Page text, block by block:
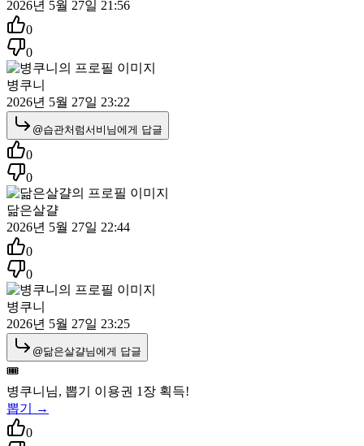
2026년 5월 27일 21:56
0
0
병쿠니
2026년 5월 27일 23:22
@습관처럼서비 님에게 답글
0
0
닮은살걀
2026년 5월 27일 22:44
0
0
병쿠니
2026년 5월 27일 23:25
@닮은살걀님에게 답글
🎟️
병쿠니 님, 뽑기 이용권 1 장 획득!
뽑기 →
0